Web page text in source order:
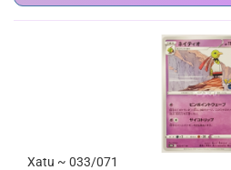
Xatu ~ 033/071